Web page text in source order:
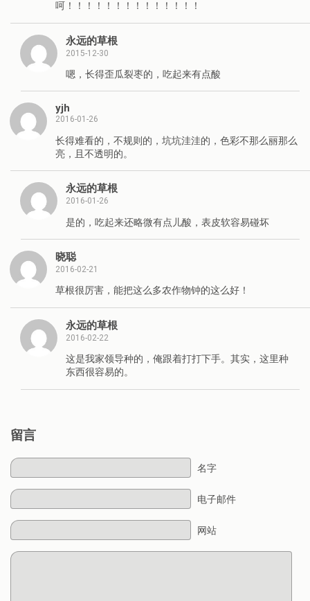
呵！！！！！！！！！！！！！！
永远的草根
2015-12-30
嗯，长得歪瓜裂枣的，吃起来有点酸
yjh
2016-01-26
长得难看的，不规则的，坑坑洼洼的，色彩不那么丽那么
亮，且不透明的。
永远的草根
2016-01-26
是的，吃起来还略微有点儿酸，表皮软容易碰坏
晓聪
2016-02-21
草根很厉害，能把这么多农作物钟的这么好！
永远的草根
2016-02-22
这是我家领导种的，俺跟着打打下手。其实，这里种
东西很容易的。
留言
名字
电子邮件
网站